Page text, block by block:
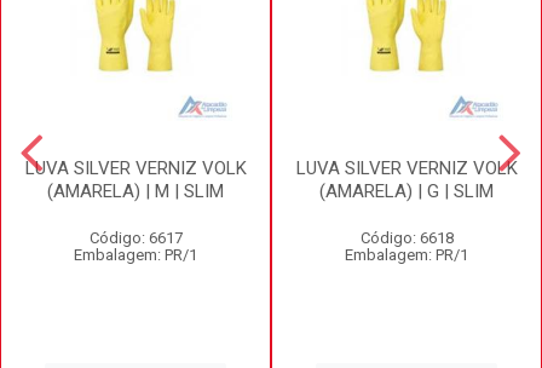
LUVA SILVER VERNIZ VOLK
(AMARELA) | M | SLIM
Código: 6617
Embalagem: PR/1
LUVA SILVER VERNIZ VOLK
(AMARELA) | G | SLIM
Código: 6618
Embalagem: PR/1